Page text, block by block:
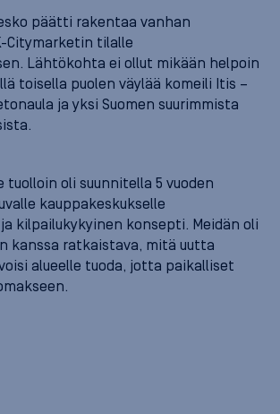
päätti rakentaa vanhan
Citymarketin tilalle
Lähtökohta ei ollut mikään helpoin
toisella puolen väylää komeili Itis –
ja yksi Suomen suurimmista
tuolloin oli suunnitella 5 vuoden
kauppakeskukselle
kilpailukykyinen konsepti. Meidän oli
kanssa ratkaistava, mitä uutta
alueelle tuoda, jotta paikalliset